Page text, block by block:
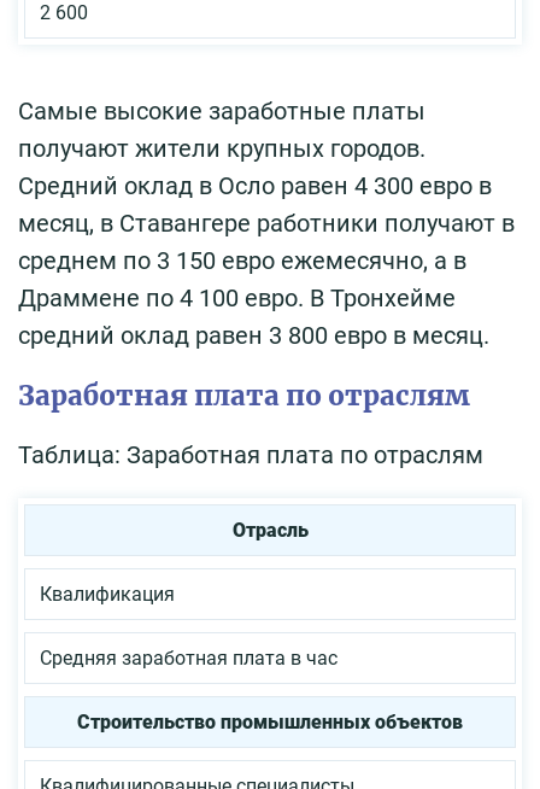
2 600
Самые высокие заработные платы
получают жители крупных городов.
Средний оклад в Осло равен 4 300 евро в
месяц, в Ставангере работники получают в
среднем по 3 150 евро ежемесячно, а в
Драммене по 4 100 евро. В Тронхейме
средний оклад равен 3 800 евро в месяц.
Заработная плата по отраслям
Таблица: Заработная плата по отраслям
Отрасль
Квалификация
Средняя заработная плата в час
Строительство промышленных объектов